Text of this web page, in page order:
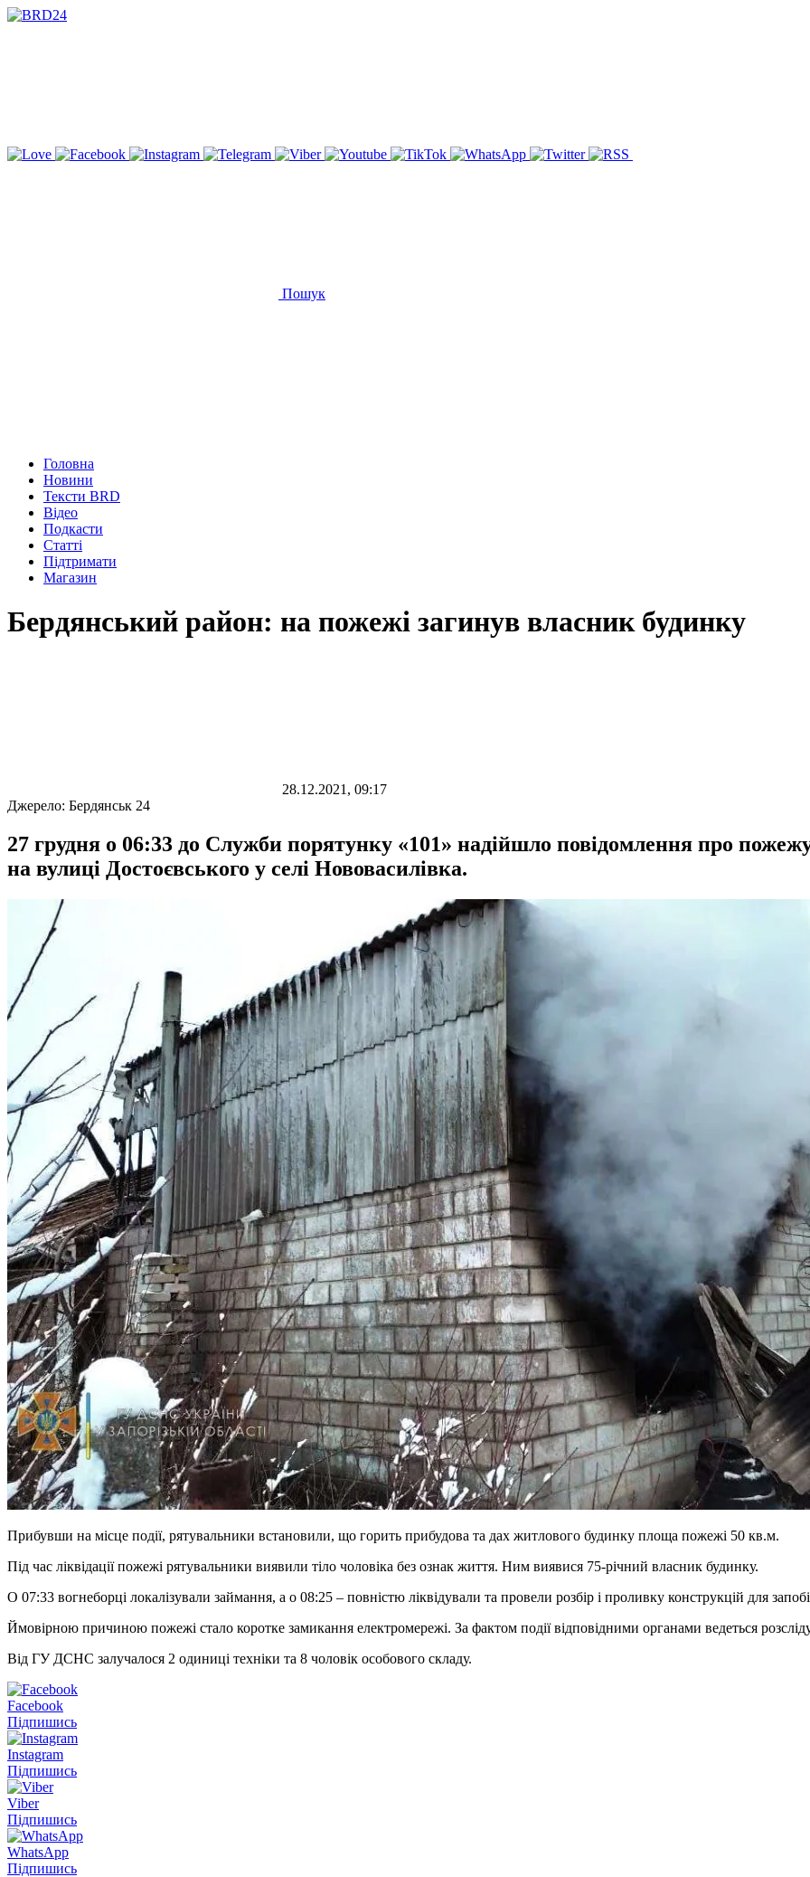
Пошук
Головна
Новини
Тексти BRD
Відео
Подкасти
Статті
Підтримати
Магазин
Бердянський район: на пожежі загинув власник будинку
28.12.2021, 09:17
Джерело: Бердянськ 24
27 грудня о 06:33 до Служби порятунку «101» надійшло повідомлення про
на вулиці Достоєвського у селі Нововасилівка.
Прибувши на місце події, рятувальники встановили, що горить прибудова та дах житлового будинку площа пожежі 50 кв.м.
Під час ліквідації пожежі рятувальники виявили тіло чоловіка без ознак життя. Ним виявися 75-річний власник будинку.
О 07:33 вогнеборці локалізували займання, а о 08:25 – повністю ліквідували та провели розбір і проливку конструкцій для
Ймовірною причиною пожежі стало коротке замикання електромережі. За фактом події відповідними органами ведеться
Від ГУ ДСНС залучалося 2 одиниці техніки та 8 чоловік особового складу.
Facebook
Підпишись
Instagram
Підпишись
Viber
Підпишись
WhatsApp
Підпишись